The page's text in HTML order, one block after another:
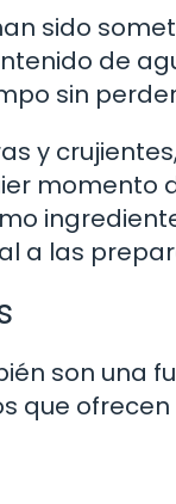
sido
de
sin
y
momento
a las
son una
que ofrecen